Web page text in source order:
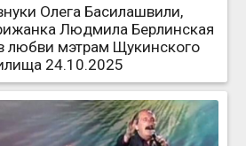
Олега Басилашвили,
Людмила Берлинская
любви мэтрам Щукинского
24.10.2025